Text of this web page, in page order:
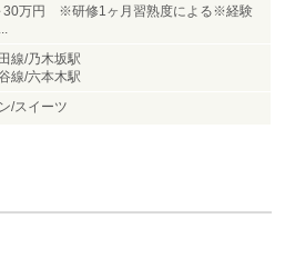
30万円 ※研修1ヶ月習熟度による※経験
線/乃木坂駅
線/六本木駅
/スイーツ